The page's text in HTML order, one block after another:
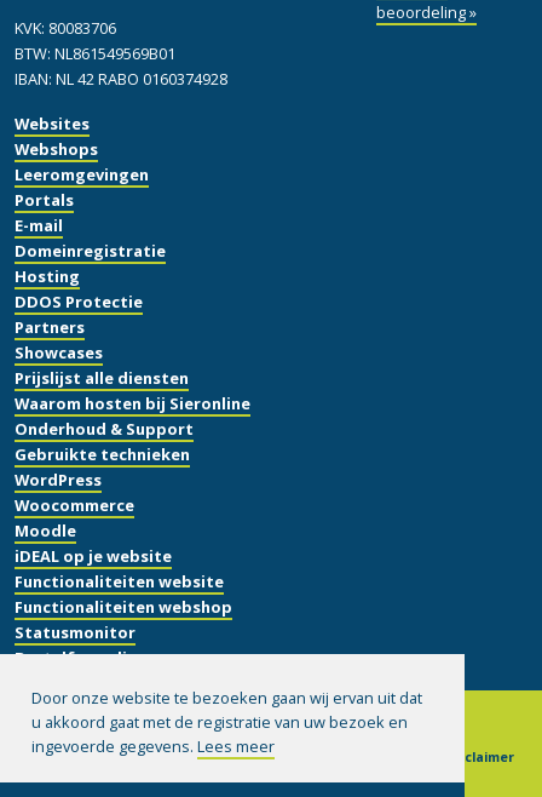
Door onze website te bezoeken gaan wij ervan uit dat
u akkoord gaat met de registratie van uw bezoek en
ingevoerde gegevens. Lees meer
Websites
Webshops
Leeromgevingen
Portals
E-mail
Domeinregistratie
Hosting
DDOS Protectie
Partners
Showcases
Prijslijst alle diensten
Waarom hosten bij Sieronline
Onderhoud & Support
Gebruikte technieken
WordPress
Woocommerce
Moodle
iDEAL op je website
Functionaliteiten website
Functionaliteiten webshop
Statusmonitor
Bestelformulier
beoordeling »
KVK: 80083706
BTW: NL861549569B01
IBAN: NL 42 RABO 0160374928
© 1999-2026 Sieronline B.V. | Algemene voorwaarden
Disclaimer